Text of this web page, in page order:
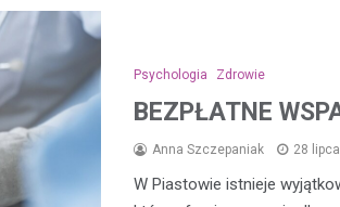
Psychologia Zdrowie
BEZPŁATNE
Anna Szczepaniak 28
W Piastowie istnieje